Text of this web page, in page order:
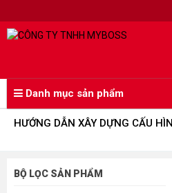
Danh mục sản phẩm
HƯỚNG DẪN XÂY DỰNG CẤU
BỘ LỌC SẢN PHẨM